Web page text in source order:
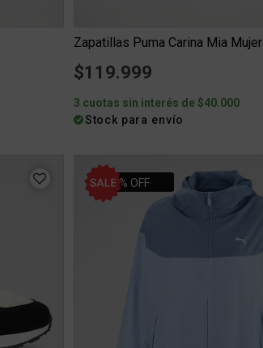
Zapatillas Puma Carina Mia Mujer
$119.999
3 cuotas sin interés de $40.000
Stock para envío
30% OFF